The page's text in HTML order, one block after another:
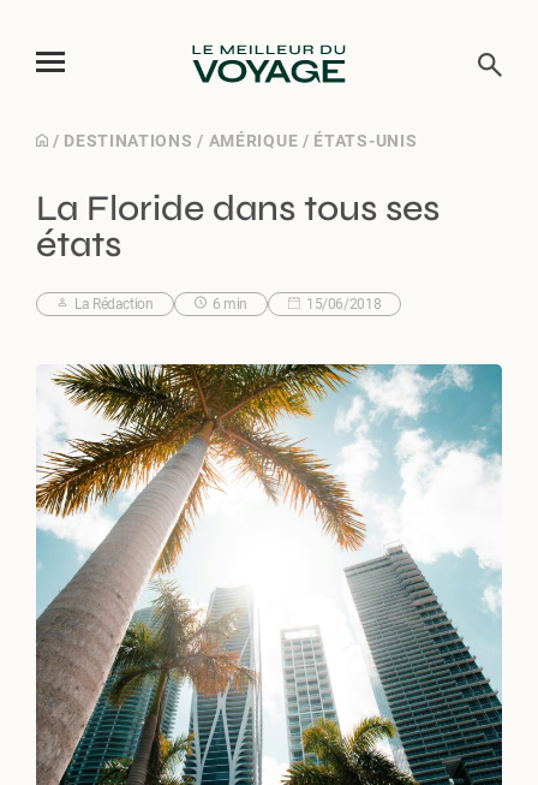
Skip
content
/ DESTINATIONS / AMÉRIQUE / ÉTATS-UNIS
La Floride dans tous ses
états
La Rédaction 6 min 15/06/2018